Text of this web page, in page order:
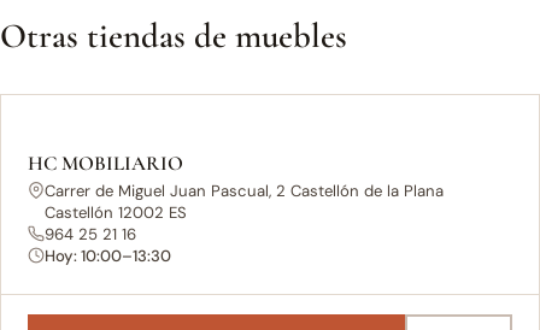
Otras tiendas de muebles
HC MOBILIARIO
Carrer de Miguel Juan Pascual, 2 Castellón de la Plana
Castellón 12002 ES
964 25 21 16
Hoy: 10:00–13:30